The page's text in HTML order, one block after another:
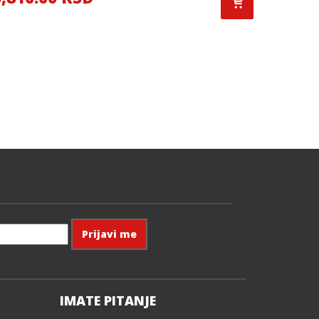
IMATE PITANJE